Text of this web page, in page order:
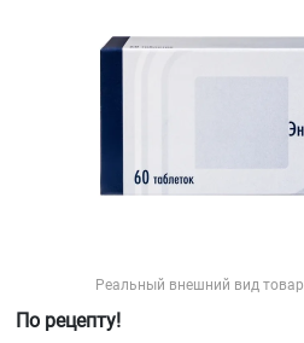
Реальный внешний вид
По рецепту!